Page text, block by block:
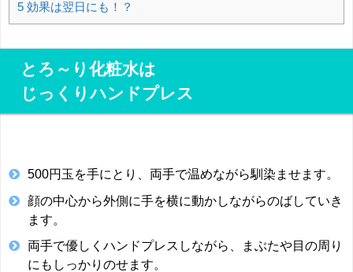
5 効果は翌日にも！？
とろ～り化粧水は
じっくりハンドプレス
500円玉を手にとり、両手で温めながら馴染ませます。
顔の中心から外側に手を横に動かしながらのばしていき
ます。
両手で優しくハンドプレスしながら、まぶたや目の周り
にもしっかりのせます。